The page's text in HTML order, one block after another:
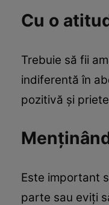
Cu o
Trebuie să fii
indiferentă în
pozitivă şi
Este important
parte sau eviţi